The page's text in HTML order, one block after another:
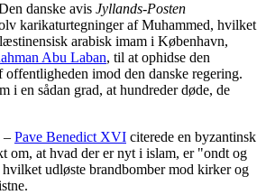
danske avis Jyllands-Posten
karikaturtegninger af Muhammed, hvilket
arabisk imam i København,
Abu Laban, til at ophidse den
offentligheden imod den danske regering.
i en sådan grad, at hundreder døde, de
– Pave Benedict XVI citerede en byzantinsk
om, at hvad der er nyt i islam, er "ondt og
udløste brandbomber mod kirker og